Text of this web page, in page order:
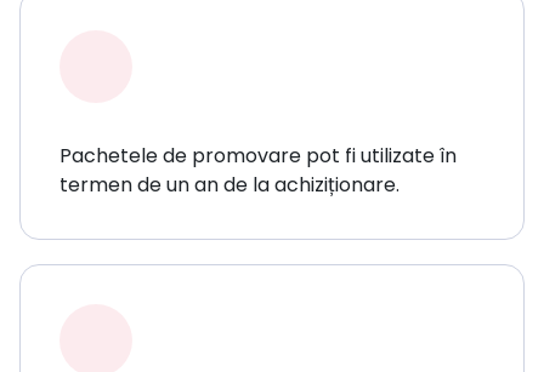
Pachetele de promovare pot fi utilizate în
termen de un an de la achiziționare.